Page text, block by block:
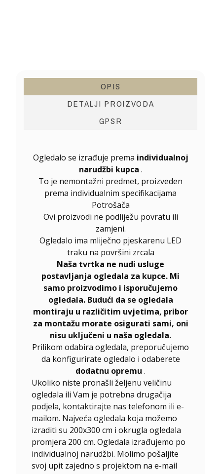
OPIS
DETALJI PROIZVODA
GPSR
Ogledalo se izrađuje prema individualnoj
narudžbi kupca .
To je nemontažni predmet, proizveden
prema individualnim specifikacijama
Potrošača
Ovi proizvodi ne podliježu povratu ili
zamjeni.
Ogledalo ima mliječno pjeskarenu LED
traku na površini zrcala
Naša tvrtka ne nudi usluge
postavljanja ogledala za kupce. Mi
samo proizvodimo i isporučujemo
ogledala. Budući da se ogledala
montiraju u različitim uvjetima, pribor
za montažu morate osigurati sami, oni
nisu uključeni u naša ogledala.
Prilikom odabira ogledala, preporučujemo
da konfigurirate ogledalo i odaberete
dodatnu opremu .
Ukoliko niste pronašli željenu veličinu
ogledala ili Vam je potrebna drugačija
podjela, kontaktirajte nas telefonom ili e-
mailom. Najveća ogledala koja možemo
izraditi su 200x300 cm i okrugla ogledala
promjera 200 cm. Ogledala izrađujemo po
individualnoj narudžbi. Molimo pošaljite
svoj upit zajedno s projektom na e-mail